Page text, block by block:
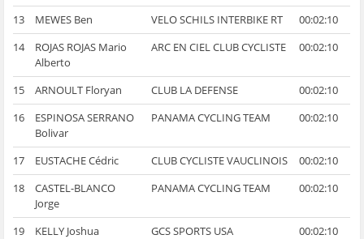
13 MEWES Ben VELO SCHILS INTERBIKE RT
00:02:10
14
ROJAS ROJAS Mario
Alberto
ARC EN CIEL CLUB CYCLISTE 00:02:10
15 ARNOULT Floryan CLUB LA DEFENSE
00:02:10
16
ESPINOSA SERRANO
Bolivar
PANAMA CYCLING TEAM 00:02:10
17 EUSTACHE Cédric CLUB CYCLISTE VAUCLINOIS
00:02:10
18
CASTEL-BLANCO
Jorge
PANAMA CYCLING TEAM 00:02:10
19 KELLY Joshua GCS SPORTS USA
00:02:10